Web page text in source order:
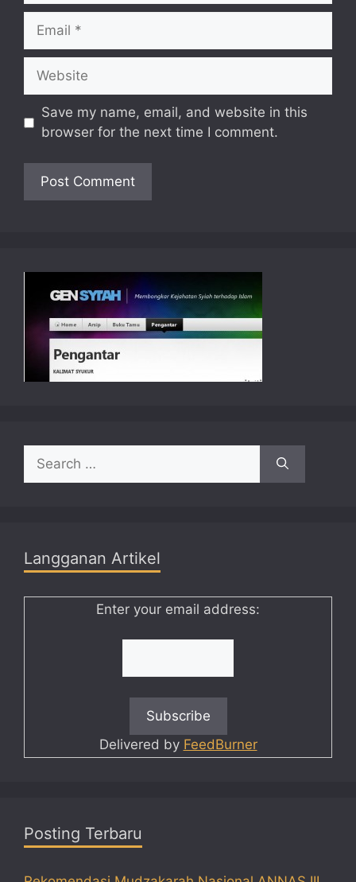
Email
Website
Save my name, email, and website in this
browser for the next time I comment.
for:
Langganan Artikel
Enter your email address:
Delivered by FeedBurner
Posting Terbaru